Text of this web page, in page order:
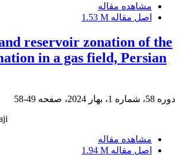
مشاهده مقاله
اصل مقاله 1.53 M
reservoir zonation of the
in a gas field, Persian
دوره 58، شماره 1، بهار 2024، صفحه
49-58
مشاهده مقاله
اصل مقاله 1.94 M